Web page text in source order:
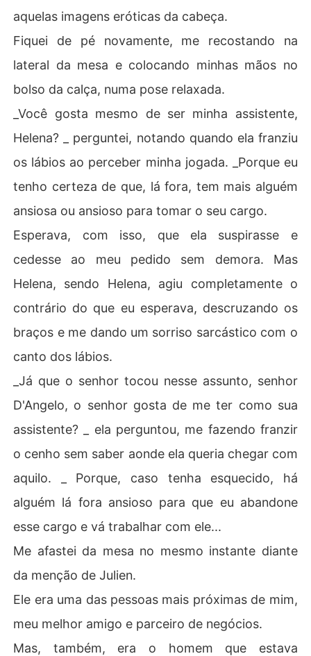
aquelas imagens eróticas da cabeça.
Fiquei de pé novamente, me recostando na
lateral da mesa e colocando minhas mãos no
bolso da calça, numa pose relaxada.
_Você gosta mesmo de ser minha assistente,
Helena? _ perguntei, notando quando ela franziu
os lábios ao perceber minha jogada. _Porque eu
tenho certeza de que, lá fora, tem mais alguém
ansiosa ou ansioso para tomar o seu cargo.
Esperava, com isso, que ela suspirasse e
cedesse ao meu pedido sem demora. Mas
Helena, sendo Helena, agiu completamente o
contrário do que eu esperava, descruzando os
braços e me dando um sorriso sarcástico com o
canto dos lábios.
_Já que o senhor tocou nesse assunto, senhor
D'Angelo, o senhor gosta de me ter como sua
assistente? _ ela perguntou, me fazendo franzir
o cenho sem saber aonde ela queria chegar com
aquilo. _ Porque, caso tenha esquecido, há
alguém lá fora ansioso para que eu abandone
esse cargo e vá trabalhar com ele...
Me afastei da mesa no mesmo instante diante
da menção de Julien.
Ele era uma das pessoas mais próximas de mim,
meu melhor amigo e parceiro de negócios.
Mas, também, era o homem que estava